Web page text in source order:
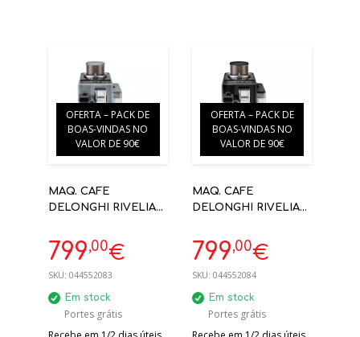
OFERTA – PACK DE
BOAS-VINDAS NO
VALOR DE 90€
MAQ. CAFE
DELONGHI RIVELIA
CINZENTO
AUTOMÁTICA
799,00€
SKU: 044552083
Em stock
Portes grátis
OFERTA – PACK DE
BOAS-VINDAS NO
VALOR DE 90€
MAQ. CAFE
DELONGHI RIVELIA
PRETO AUTOMÁTICA
799,00€
SKU: 044552084
Em stock
Portes grátis